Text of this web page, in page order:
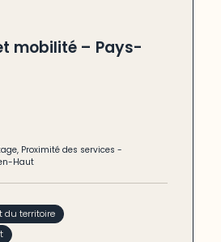
mobilité – Pays-
, Proximité des services -
Haut
du territoire